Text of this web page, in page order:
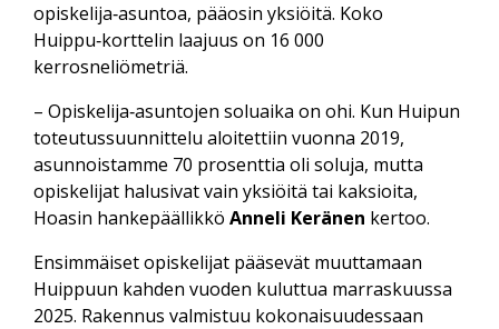
opiskelija‑asuntoa, pääosin yksiöitä. Koko
Huippu‑korttelin laajuus on 16 000
kerrosneliömetriä.
– Opiskelija‑asuntojen soluaika on ohi. Kun Huipun
toteutus­suunnittelu aloitettiin vuonna 2019,
asunnoistamme 70 prosenttia oli soluja, mutta
opiskelijat halusivat vain yksiöitä tai kaksioita,
Hoasin hanke­päällikkö Anneli Keränen kertoo.
Ensimmäiset opiskelijat pääsevät muuttamaan
Huippuun kahden vuoden kuluttua marraskuussa
2025. Rakennus valmistuu kokonaisuudessaan